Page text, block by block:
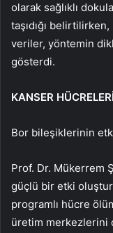
olarak sağlıklı
taşıdığı
veriler, yöntemin
gösterdi.
KANSER
Bor bileşiklerinin
Prof. Dr. Mükerrem
güçlü bir etki
programlı hücre
üretim merkezlerini